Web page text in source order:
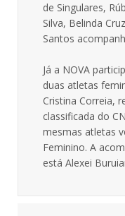
de Singulares,
Silva, Belinda
Santos
Já a NOVA
duas atletas
Cristina Correia,
classificada do
mesmas atletas
Feminino. A
está Alexei